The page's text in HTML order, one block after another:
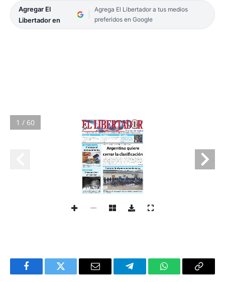
Agregar El
Libertador en
Agrega El Libertador a tus medios
preferidos en Google
1 / 60
FacebookTwitter Email TelegramWhatsAppCopy